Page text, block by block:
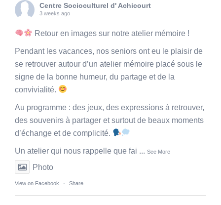
Centre Socioculturel d' Achicourt
3 weeks ago
Retour en images sur notre atelier mémoire !
Pendant les vacances, nos seniors ont eu le plaisir de
se retrouver autour d’un atelier mémoire placé sous le
signe de la bonne humeur, du partage et de la
convivialité.
Au programme : des jeux, des expressions à retrouver,
des souvenirs à partager et surtout de beaux moments
d’échange et de complicité.
Un atelier qui nous rappelle que fai ... See More
Photo
View on Facebook · Share